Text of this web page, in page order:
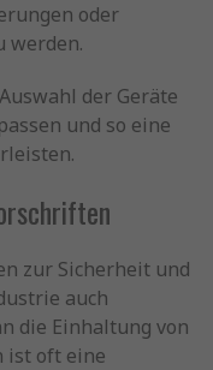
oder
werden.
der Geräte
und so eine
zur Sicherheit und
auch
die Einhaltung von
ist oft eine